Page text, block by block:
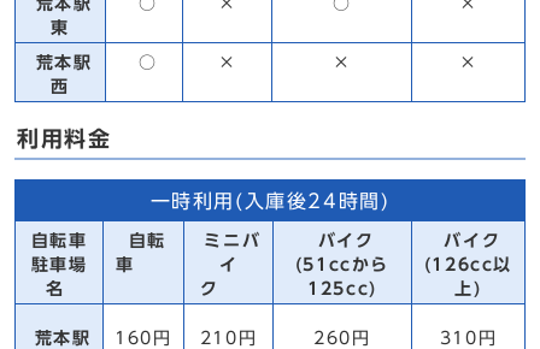
荒本駅
東
○ × ○ ×
荒本駅
西
○ × × ×
利用料金
一時利用(入庫後24時間)
自転車
駐車場
名
自転
車
ミニバ
イ
ク
バイク
(51ccから
125cc)
バイク
(126cc以
上)
荒本駅
160円 210円 260円 310円